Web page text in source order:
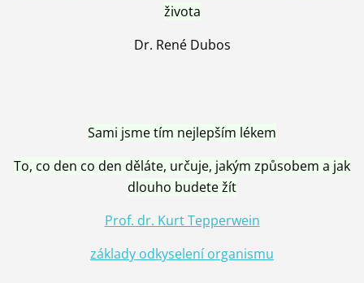
života
Dr. René Dubos
Sami jsme tím nejlepším lékem
To, co den co den děláte, určuje, jakým způsobem a jak
dlouho budete žít
Prof. dr. Kurt Tepperwein
základy odkyselení organismu